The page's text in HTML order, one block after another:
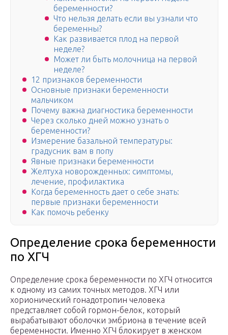
беременности?
Что нельзя делать если вы узнали что
беременны?
Как развивается плод на первой
неделе?
Может ли быть молочница на первой
неделе?
12 признаков беременности
Основные признаки беременности
мальчиком
Почему важна диагностика беременности
Через сколько дней можно узнать о
беременности?
Измерение базальной температуры:
градусник вам в попу
Явные признаки беременности
Желтуха новорожденных: симптомы,
лечение, профилактика
Когда беременность дает о себе знать:
первые признаки беременности
Как помочь ребенку
Определение срока беременности
по ХГЧ
Определение срока беременности по ХГЧ относится
к одному из самих точных методов. ХГЧ или
хорионический гонадотропин человека
представляет собой гормон-белок, который
вырабатывают оболочки эмбриона в течение всей
беременности. Именно ХГЧ блокирует в женском